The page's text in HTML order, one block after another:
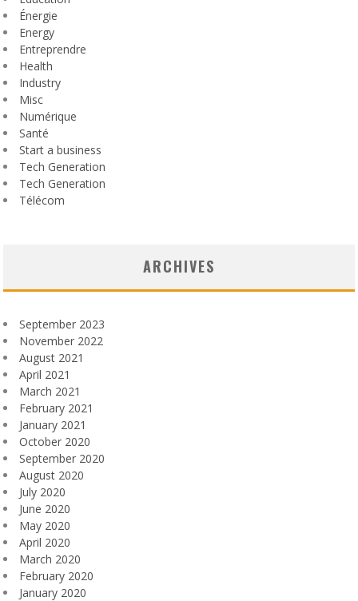
Énergie
Energy
Entreprendre
Health
Industry
Misc
Numérique
Santé
Start a business
Tech Generation
Tech Generation
Télécom
ARCHIVES
September 2023
November 2022
August 2021
April 2021
March 2021
February 2021
January 2021
October 2020
September 2020
August 2020
July 2020
June 2020
May 2020
April 2020
March 2020
February 2020
January 2020